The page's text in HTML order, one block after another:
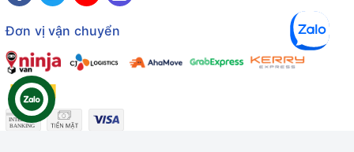
Đơn vị vận chuyển